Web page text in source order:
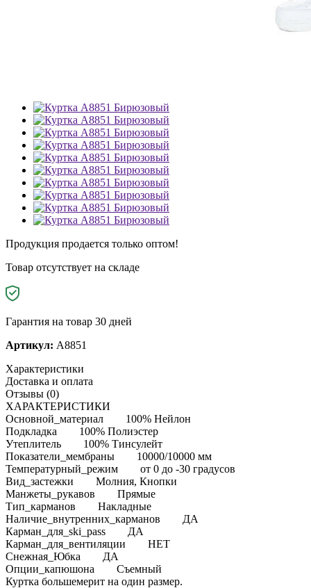
Продукция продается только оптом!
Товар отсутствует на складе
Гарантия на товар 30 дней
Артикул: A8851
Характеристики
Доставка и оплата
Отзывы (0)
ХАРАКТЕРИСТИКИ
Основной_материал 100% Нейлон
Подкладка 100% Полиэстер
Утеплитель 100% Тинсулейт
Показатели_мембраны 10000/10000 мм
Температурный_режим от 0 до -30 градусов
Вид_застежки Молния, Кнопки
Манжеты_рукавов Прямые
Тип_карманов Накладные
Наличие_внутренних_карманов ДА
Карман_для_ski_pass ДА
Карман_для_вентиляции НЕТ
Снежная_Юбка ДА
Опции_капюшона Съемный
Куртка большемерит на один размер.